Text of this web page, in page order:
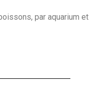
par aquarium et